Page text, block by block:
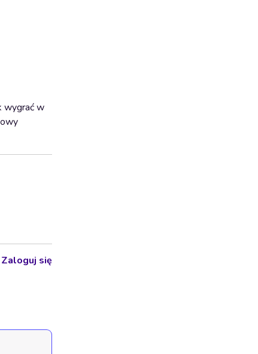
wygrać w
Zaloguj się